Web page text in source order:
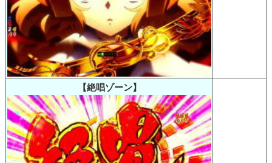
【絶唱ゾーン】